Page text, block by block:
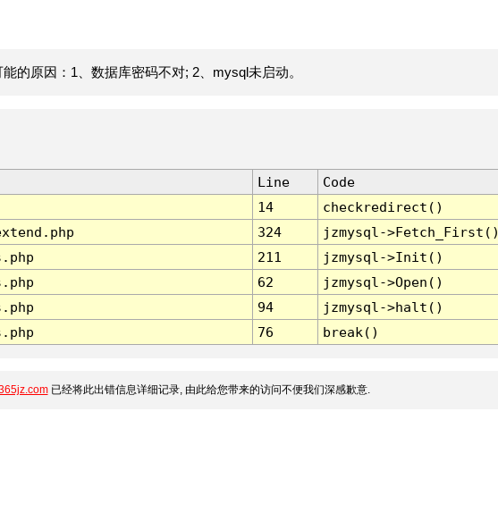
的原因：1、数据库密码不对; 2、mysql未启动。
Line
Code
14
checkredirect()
324
jzmysql-
211
jzmysql->Init()
62
jzmysql->Open()
94
jzmysql->halt()
76 break()
已经将此出错信息详细记录, 由此给您带来的访问不便我们深感歉意.